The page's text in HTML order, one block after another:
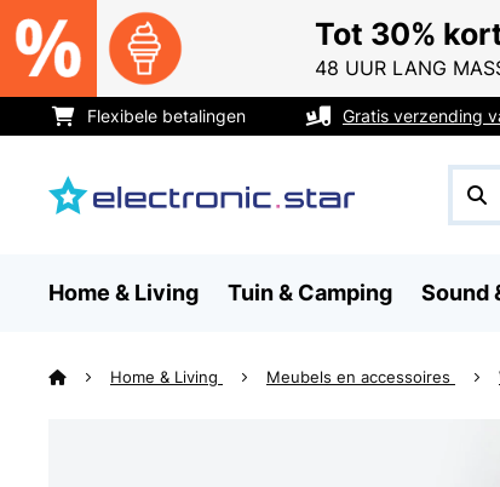
Tot 30%
48 UUR LANG
Flexibele betalingen Gratis verzending
Home & Living Tuin & Camping Sound
Home & Living Meubels en accessoires